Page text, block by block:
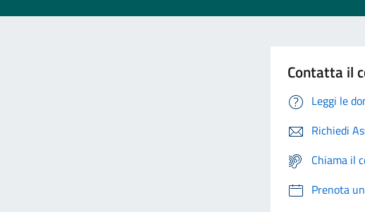
Contatta il
Leggi le
Richiedi
Chiama il
Prenota